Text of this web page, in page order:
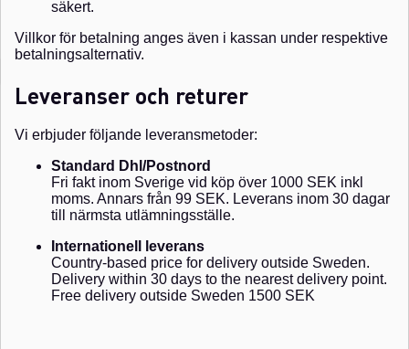
säkert.
Villkor för betalning anges även i kassan under respektive
betalningsalternativ.
Leveranser och returer
Vi erbjuder följande leveransmetoder:
Standard Dhl/Postnord
Fri fakt inom Sverige vid köp över 1000 SEK inkl
moms. Annars från 99 SEK. Leverans inom 30 dagar
till närmsta utlämningsställe.
Internationell leverans
Country-based price for delivery outside Sweden.
Delivery within 30 days to the nearest delivery point.
Free delivery outside Sweden 1500 SEK